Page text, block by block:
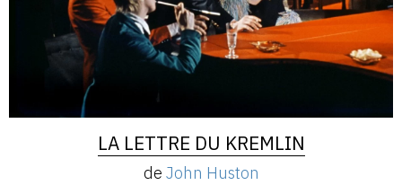
LA LETTRE DU KREMLIN
de John Huston